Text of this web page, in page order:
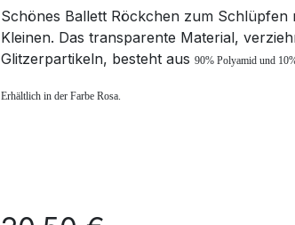
Schönes Ballett Röckchen zum Schlüpfen
Kleinen. Das transparente Material,
Glitzerpartikeln, besteht aus 90% Polyamid und
Erhältlich in der Farbe Rosa.